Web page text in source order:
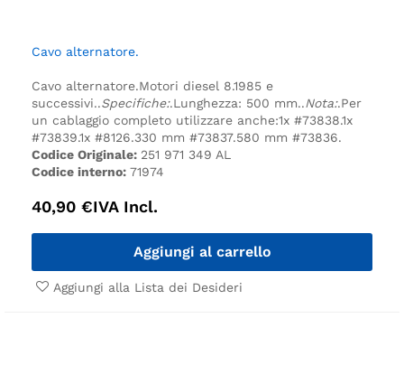
Cavo alternatore.
Cavo alternatore.Motori diesel 8.1985 e
successivi..Specifiche:.Lunghezza: 500 mm..Nota:.Per
un cablaggio completo utilizzare anche:1x #73838.1x
#73839.1x #8126.330 mm #73837.580 mm #73836.
Codice Originale: 251 971 349 AL
Codice interno: 71974
40,90 €IVA Incl.
Aggiungi al carrello
Aggiungi alla Lista dei Desideri